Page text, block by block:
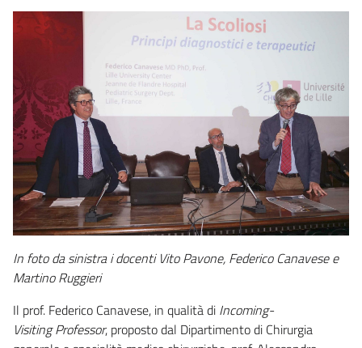
In foto da sinistra i docenti Vito Pavone, Federico Canavese e
Martino Ruggieri
Il prof. Federico Canavese, in qualità di Incoming-
Visiting Professor, proposto dal Dipartimento di Chirurgia